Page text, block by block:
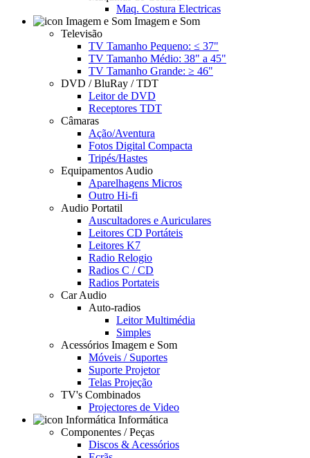
Maq. Costura Electricas
Imagem e Som
Televisão
TV Tamanho Pequeno: ≤ 37"
TV Tamanho Médio: 38" a 45"
TV Tamanho Grande: ≥ 46"
DVD / BluRay / TDT
Leitor de DVD
Receptores TDT
Câmaras
Ação/Aventura
Fotos Digital Compacta
Tripés/Hastes
Equipamentos Audio
Aparelhagens Micros
Outro Hi-fi
Audio Portatil
Auscultadores e Auriculares
Leitores CD Portáteis
Leitores K7
Radio Relogio
Radios C / CD
Radios Portateis
Car Audio
Auto-radios
Leitor Multimédia
Simples
Acessórios Imagem e Som
Móveis / Suportes
Suporte Projetor
Telas Projeção
TV's Combinados
Projectores de Video
Informática
Componentes / Peças
Discos & Acessórios